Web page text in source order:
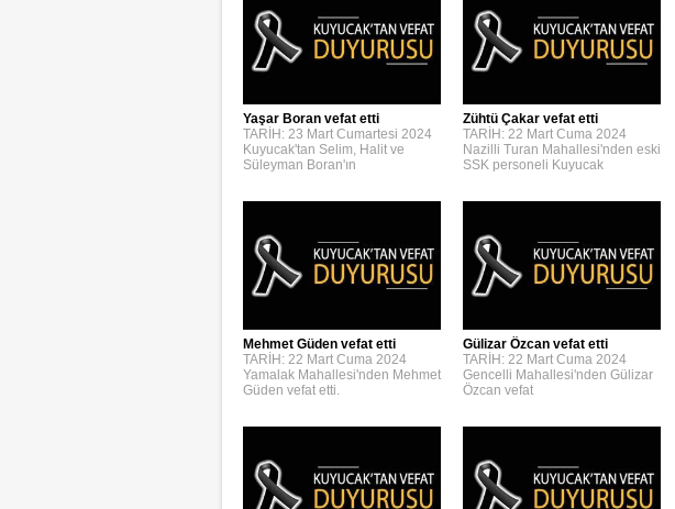
Yaşar Boran vefat etti
TARİH: 23 Mart Cumartesi 2024
Kuyucak'tan Selim, Halit ve
Süleyman Boran'ın
Zühtü Çakar vefat etti
TARİH: 22 Mart Cuma 2024
Nazilli Turan Mahallesi'nden eski
SSK personeli Kuyucak
Mehmet Güden vefat etti
TARİH: 22 Mart Cuma 2024
Yamalak Mahallesi'nden Mehmet
Güden vefat etti.
Gülizar Özcan vefat etti
TARİH: 22 Mart Cuma 2024
Gencelli Mahallesi'nden Gülizar
Özcan vefat